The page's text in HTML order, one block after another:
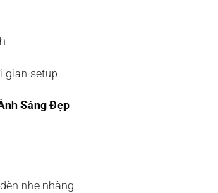
gian setup.
Sáng Đẹp
nhẹ nhàng